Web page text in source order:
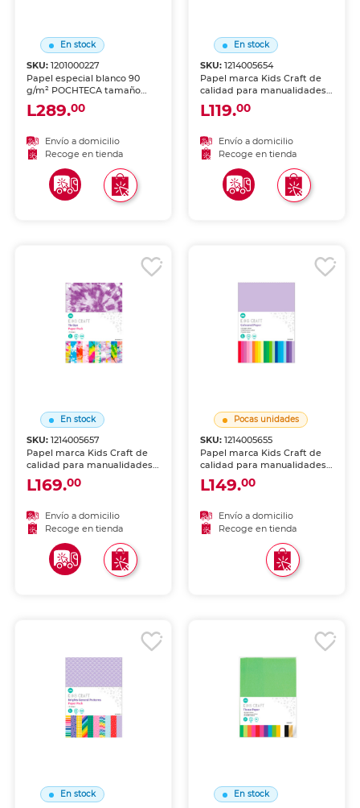
En stock
SKU:1201000227
Papel especial blanco 90
g/m² POCHTECA tamaño
carta, 50 hojas. Acabado
premium para
impresiones de alta gama e
invitaciones formales.
L289.00
Envío a domicilio
Recoge en tienda
En stock
SKU: 1214005654
Papel marca Kids Craft de
calidad para manualidades,
impresión o trabajo creativo.
Hojas uniformes, ideales
L119.00
Envío a domicilio
Recoge en tienda
En stock
SKU:1214005657
Papel marca Kids Craft de
calidad para manualidades,
impresión o trabajo creativo.
Hojas uniformes, ideales
L169.00
Envío a domicilio
Recoge en tienda
Pocas unidades
SKU: 1214005655
Papel marca Kids Craft de
calidad para manualidades,
impresión o trabajo creativo.
Hojas uniformes, ideales
L149.00
Envío a domicilio
Recoge en tienda
En stock En stock